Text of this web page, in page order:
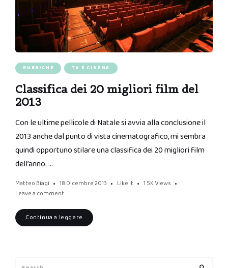
RUBRICHE TV E CINEMA
Classifica dei 20 migliori film del
2013
Con le ultime pellicole di Natale si avvia alla conclusione il
2013 anche dal punto di vista cinematografico, mi sembra
quindi opportuno stilare una classifica dei 20 migliori film
dell’anno. …
Matteo Biagi 18 Dicembre 2013 Like it 1.5K Views
Leave a comment
Continua a leggere